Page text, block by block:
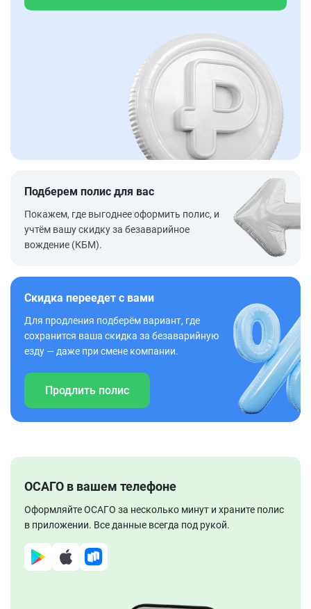
Подберем полис для вас
Покажем, где выгоднее оформить полис, и
учтём вашу скидку за безаварийное
вождение (КБМ).
Скидка переедет с вами
Для продления подберём вариант, где
сохранится ваша скидка за безаварийную
езду — даже при смене компании.
Продлить полис
ОСАГО в вашем телефоне
Оформляйте ОСАГО за несколько минут и храните полис
в приложении. Все данные всегда под рукой.